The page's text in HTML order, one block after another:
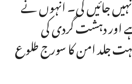
اور دہشت گردی کی
جلد امن کا سورج طلوع